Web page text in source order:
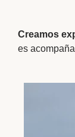
Creamos
es